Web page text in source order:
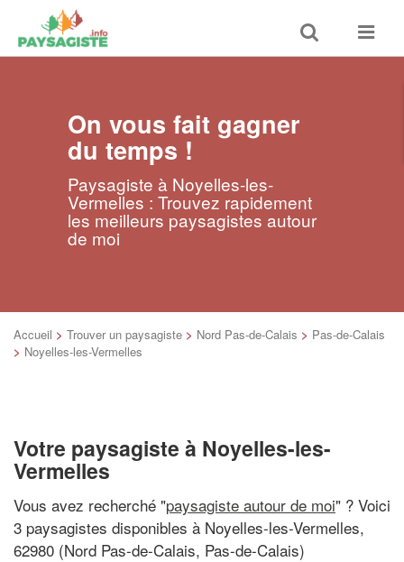
Toggle
search
Toggle
On vous fait gagner
du temps !
Paysagiste à Noyelles-les-
Vermelles : Trouvez rapidement
les meilleurs paysagistes autour
de moi
Accueil > Trouver un paysagiste > Nord Pas-de-Calais > Pas-de-Calais
> Noyelles-les-Vermelles
Votre paysagiste à Noyelles-les-
Vermelles
Vous avez recherché "paysagiste autour de moi" ? Voici
3 paysagistes disponibles à Noyelles-les-Vermelles,
62980 (Nord Pas-de-Calais, Pas-de-Calais)